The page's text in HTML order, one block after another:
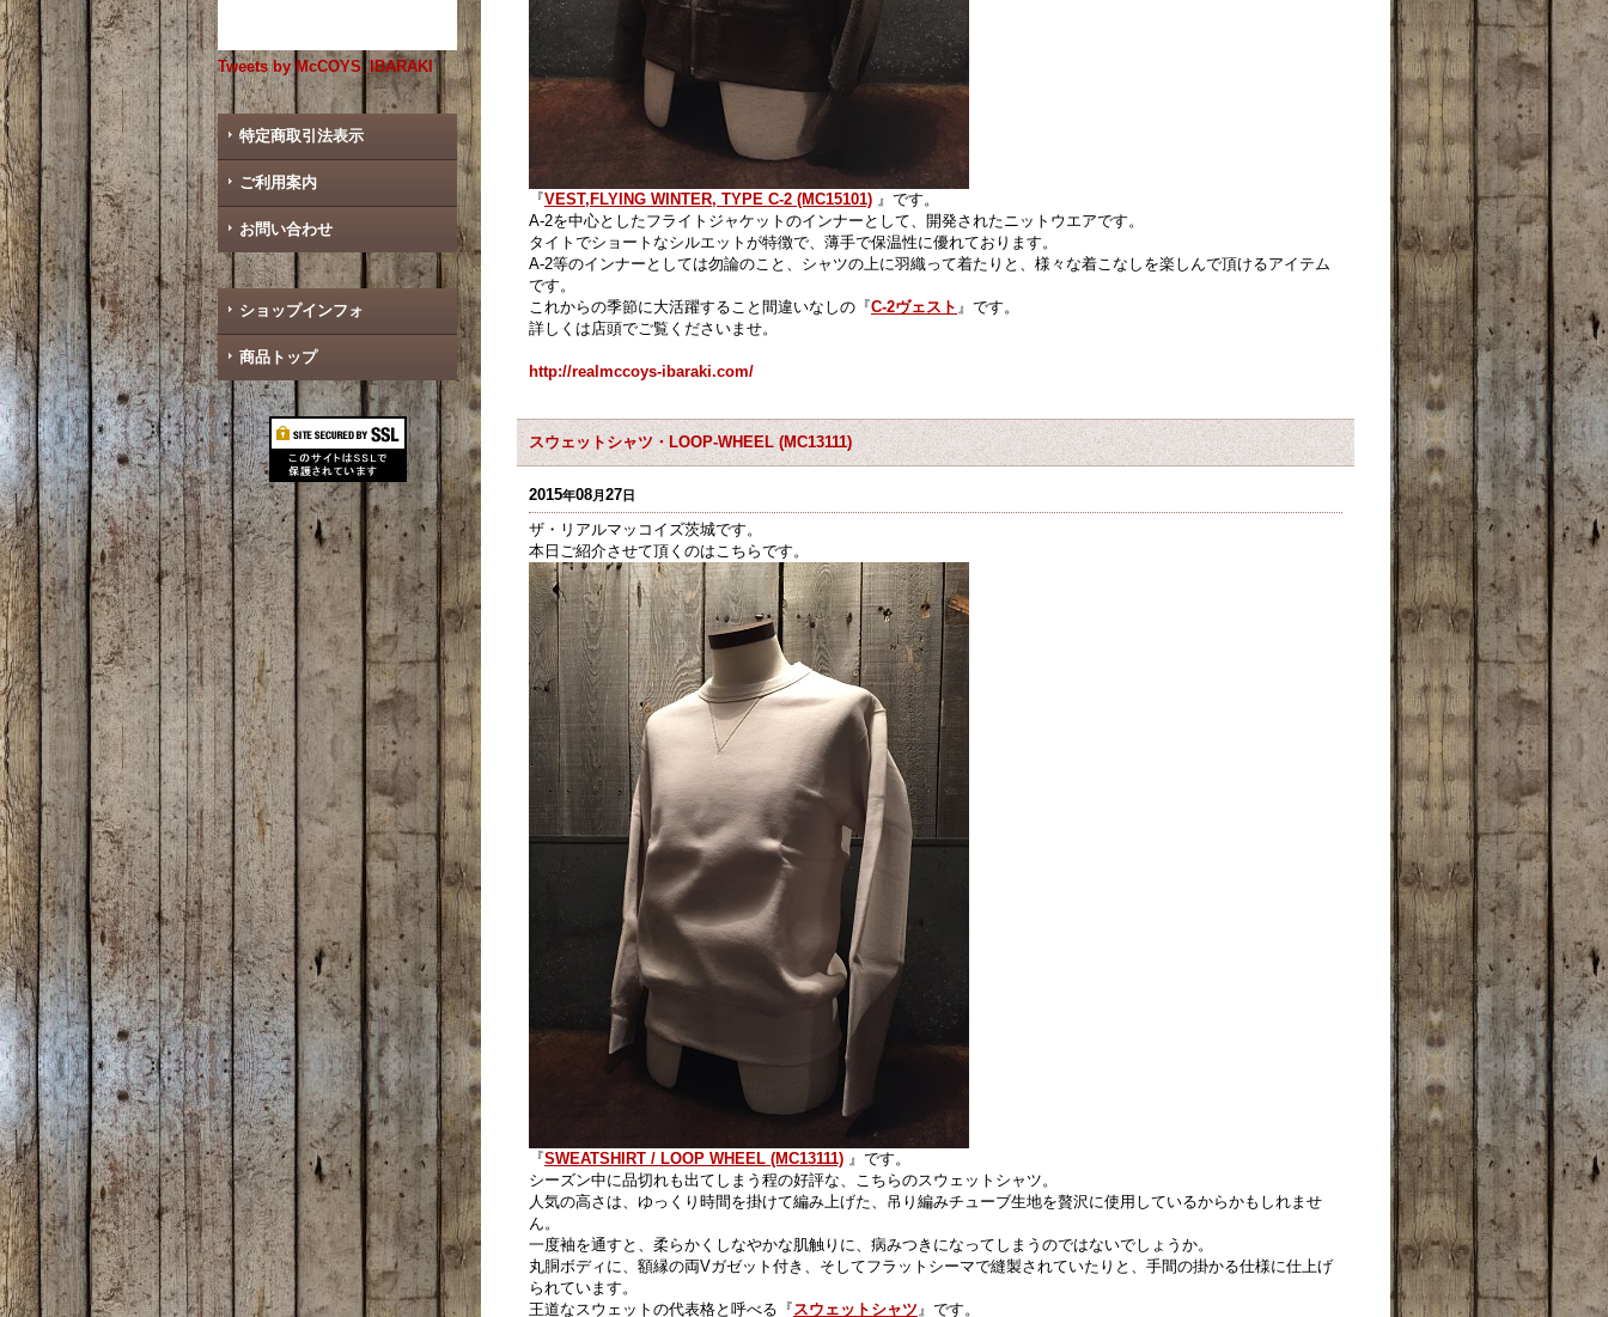
Tweets by McCOYS_IBARAKI
特定商取引法表示
ご利用案内
お問い合わせ
ショップインフォ
商品トップ
『VEST,FLYING WINTER, TYPE C-2 (MC15101) 』です。
A-2を中心としたフライトジャケットのインナーとして、開発されたニットウエアです。
タイトでショートなシルエットが特徴で、薄手で保温性に優れております。
A-2等のインナーとしては勿論のこと、シャツの上に羽織って着たりと、様々な着こなしを楽しんで頂けるアイテム
です。
これからの季節に大活躍すること間違いなしの『C-2ヴェスト 』です。
詳しくは店頭でご覧くださいませ。
http://realmccoys-ibaraki.com/
スウェットシャツ・LOOP-WHEEL (MC13111)
2015年08月27日
ザ・リアルマッコイズ茨城です。
本日ご紹介させて頂くのはこちらです。
『SWEATSHIRT / LOOP WHEEL (MC13111) 』です。
シーズン中に品切れも出てしまう程の好評な、こちらのスウェットシャツ。
人気の高さは、ゆっくり時間を掛けて編み上げた、吊り編みチューブ生地を贅沢に使用しているからかもしれませ
ん。
一度袖を通すと、柔らかくしなやかな肌触りに、病みつきになってしまうのではないでしょうか。
丸胴ボディに、額縁の両Vガゼット付き、そしてフラットシーマで縫製されていたりと、手間の掛かる仕様に仕上げ
られています。
王道なスウェットの代表格と呼べる『スウェットシャツ』です。